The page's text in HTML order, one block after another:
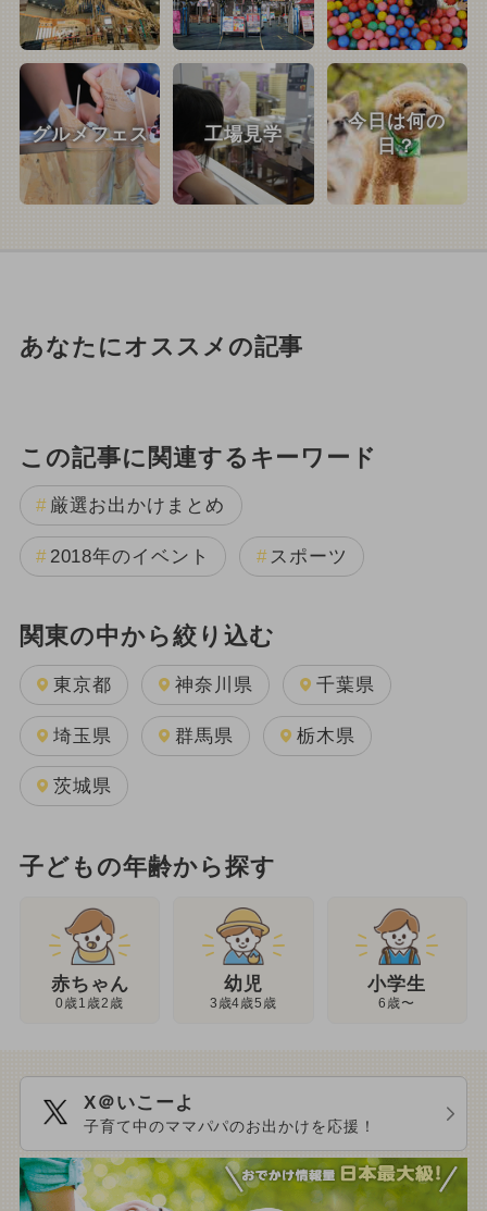
グルメフェス 工場見学
今日は何の
日？
あなたにオススメの記事
この記事に関連するキーワード
厳選お出かけまとめ
2018年のイベント スポーツ
関東の中から絞り込む
東京都 神奈川県 千葉県
埼玉県 群馬県 栃木県
茨城県
子どもの年齢から探す
赤ちゃん
0歳1歳2歳
幼児
3歳4歳5歳
小学生
6歳〜
X＠いこーよ
子育て中のママパパのお出かけを応援！